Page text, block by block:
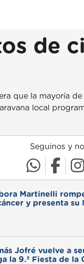
de
que la mayoría
local
Seguinos y
Martinelli
y presenta su
Jofré vuelve a
la 9.ª Fiesta de la